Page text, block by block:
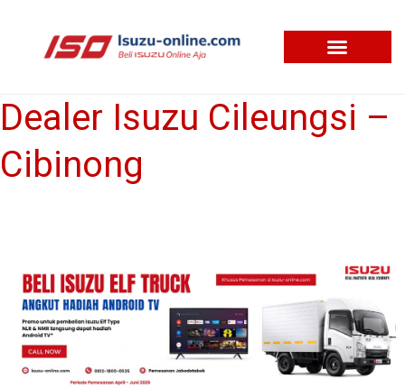
Dealer Isuzu Cileungsi –
Cibinong
Dealer
Isuzu
Cileungsi